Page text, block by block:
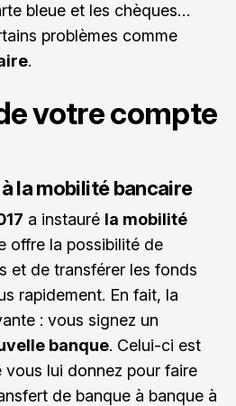
bleue et les chèques…
problèmes comme
.
votre compte
la mobilité bancaire
a instauré la mobilité
offre la possibilité de
et de transférer les fonds
rapidement. En fait, la
: vous signez un
banque. Celui-ci est
lui donnez pour faire
de banque à banque à